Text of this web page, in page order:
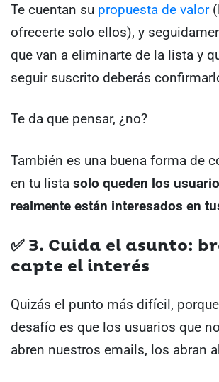
Te cuentan su propuesta de valor
ofrecerte solo ellos), y
que van a eliminarte de la lista y
seguir suscrito deberás
Te da que pensar, ¿no?
También es una buena forma de
en tu lista solo queden los
realmente están interesados en
✅3. Cuida el asunto:
capte el interés
Quizás el punto más difícil,
desafío es que los usuarios que
abren nuestros emails, los abran